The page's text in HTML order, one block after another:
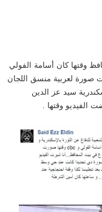
لعربية منسق اللجان
سيد عز الدين